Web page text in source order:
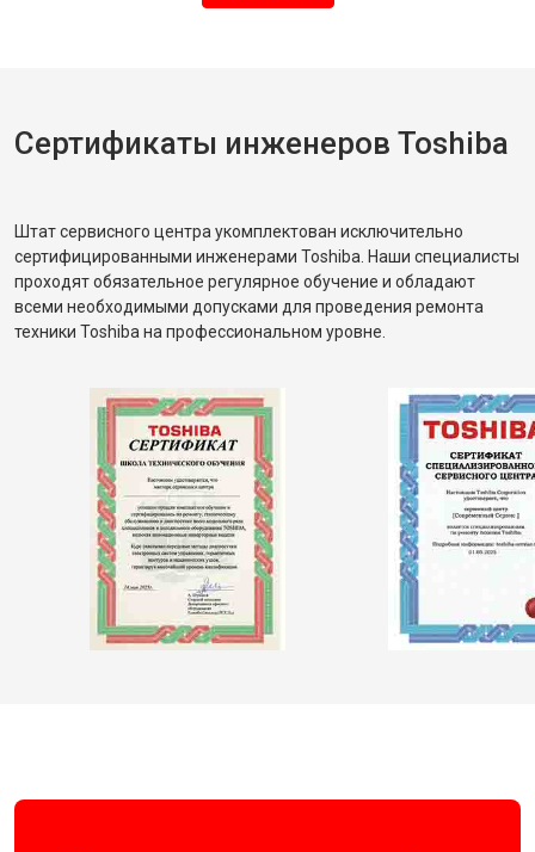
Сертификаты инженеров Toshiba
Штат сервисного центра укомплектован исключительно
сертифицированными инженерами Toshiba. Наши специалисты
проходят обязательное регулярное обучение и обладают
всеми необходимыми допусками для проведения ремонта
техники Toshiba на профессиональном уровне.